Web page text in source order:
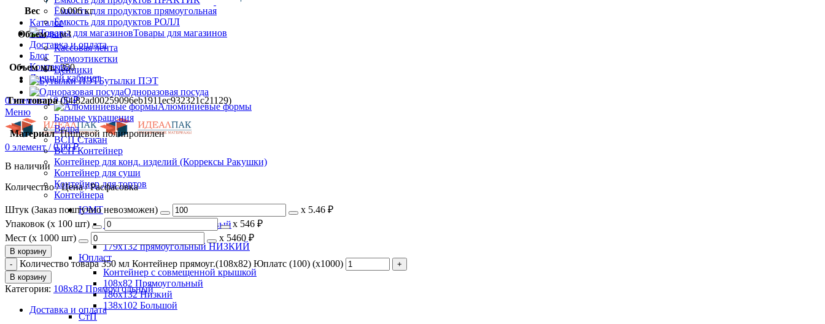
Каталог
Скидки
Доставка и оплата
Блог
Контакты
Личный кабинет
0элемент / 0.00₽
Меню
0 элемент / 0.00₽
Ёмкость для продуктов прямоугольная
Ёмкость для продуктов РОЛЛ
Товары для магазинов
Кассовая лента
Термоэтикетки
Ценники
Бутылки ПЭТ
Одноразовая посуда
Алюминиевые формы
Барные украшения
Ведра
ВСП Стакан
ВСП Контейнер
Контейнер для конд. изделий (Коррексы Ракушки)
Контейнер для суши
Контейнер для тортов
Контейнера
ЮМТ
108*82 прямоугольный новый
108х82 прямоугольный
179х132 прямоугольный НИЗКИЙ
Юпласт
Контейнер с совмещенной крышкой
108х82 Прямоугольный
186х132 Низкий
138х102 Большой
СтП
Вес 0.006 кг
Объем м3
Объем мл. 350
Тип товара (54:82ad00259096eb1911ec932321c21129)
Материал Пищевой полипропилен
В наличии
Количество / Цена / Расфасовка
Штук (Заказ поштучно невозможен) х 5.46 ₽
Упаковок (x 100 шт)
х 546 ₽
Мест (x 1000 шт)
х 5460 ₽
В корзину
Количество товара 350 мл Контейнер прямоуг.(108х82) Юплатс (100) (х1000)
В корзину
Категория: 108х82 Прямоугольный
Доставка и оплата